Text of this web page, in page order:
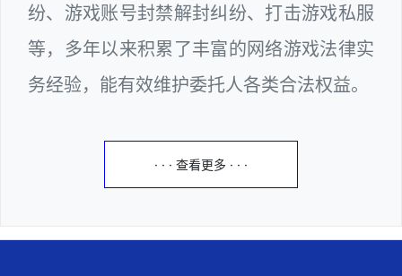
纷、游戏账号封禁解封纠纷、打击游戏私服
等，多年以来积累了丰富的网络游戏法律实
务经验，能有效维护委托人各类合法权益。
· · · 查看更多 · · ·